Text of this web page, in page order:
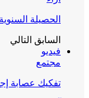
الحصيلة السنوية
السابق التالي
فيديو
مجتمع
تفكيك عصابة